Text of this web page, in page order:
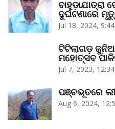
ବାହୁଡ଼ାଯାତ୍ରା
ଦୁର୍ଘଟଣାରେ
Jul 18, 2024,
ଟିଟିଲାଗଡ଼
ମହୋତ୍ସବ
Jul 7, 2023,
ପଞ୍ଚଭୂତରେ
Aug 6, 2024,